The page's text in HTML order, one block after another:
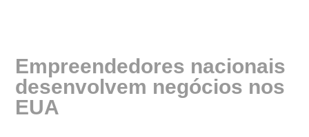
Empreendedores nacionais
desenvolvem negócios nos
EUA